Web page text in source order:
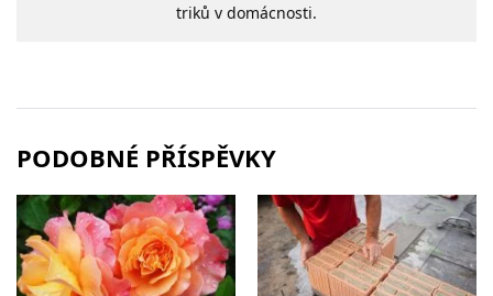
triků v domácnosti.
PODOBNÉ PŘÍSPĚVKY